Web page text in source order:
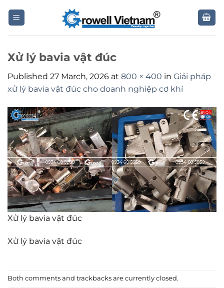
Xử lý bavia vật đúc
Published 27 March, 2026 at 800 × 400 in Giải pháp
xử lý bavia vật đúc cho doanh nghiệp cơ khí
Xử lý bavia vật đúc
Xử lý bavia vật đúc
Both comments and trackbacks are currently closed.